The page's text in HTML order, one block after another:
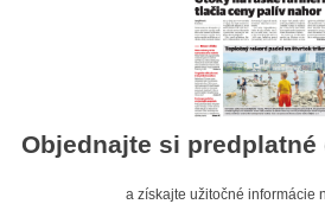
Objednajte si predplatné
a získajte užitočné informácie